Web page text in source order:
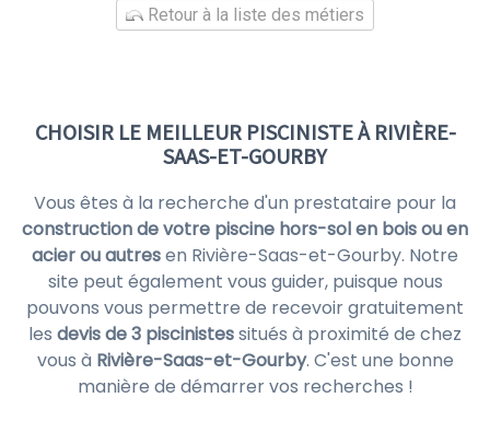
Retour à la liste des métiers
CHOISIR LE MEILLEUR PISCINISTE À RIVIÈRE-
SAAS-ET-GOURBY
Vous êtes à la recherche d'un prestataire pour la
construction de votre piscine hors-sol en bois ou en
acier ou autresen Rivière-Saas-et-Gourby. Notre
site peut également vous guider, puisque nous
pouvons vous permettre de recevoir gratuitement
les devis de 3 piscinistessitués à proximité de chez
vous à Rivière-Saas-et-Gourby. C'est une bonne
manière de démarrer vos recherches !